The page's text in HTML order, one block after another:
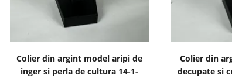
Colier din argint model aripi de
inger si perla de cultura 14-1-
Colier din
decupate si